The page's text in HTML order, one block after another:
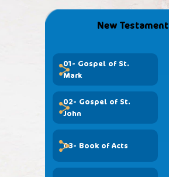
New Testament
01- Gospel of St.
Mark
02- Gospel of St.
John
03- Book of Acts